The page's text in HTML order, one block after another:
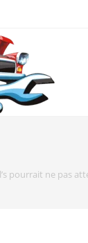
pourrait ne pas